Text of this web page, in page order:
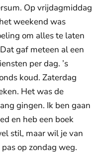
Op vrijdagmiddag
weekend was
om alles te laten
gaf meteen al een
per dag. ’s
koud. Zaterdag
Het was de
gingen. Ik ben gaan
en heb een boek
stil, maar wil je van
op zondag weg.